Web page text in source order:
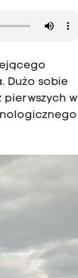
Dużo sobie
pierwszych w